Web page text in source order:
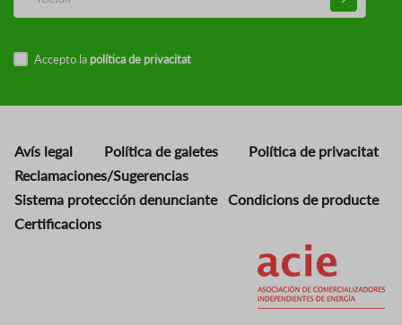
Accepto la política de privacitat
Avís legal Política de galetes
Política de privacitat
Reclamaciones/Sugerencias
Sistema protección denunciante
Condicions de producte
Certificacions